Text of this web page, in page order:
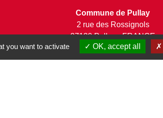
Commune de Pullay
2 rue des Rossignols
27130 Pullay - FRANCE
+33 2 32 32 18 58
you want to activate OK, accept all